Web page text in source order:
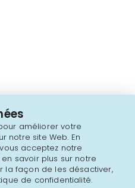
améliorer votre
notre site Web. En
acceptez notre
savoir plus sur notre
la façon de les désactiver,
de confidentialité.